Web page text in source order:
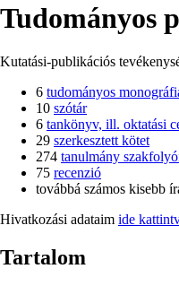
Tudományos
Kutatási-publikációs
6 tudományos
10 szótár
6 tankönyv, ill. oktatási
29 szerkesztett kötet
274 tanulmány
75 recenzió
továbbá számos kisebb
Hivatkozási adataim ide
Tartalom